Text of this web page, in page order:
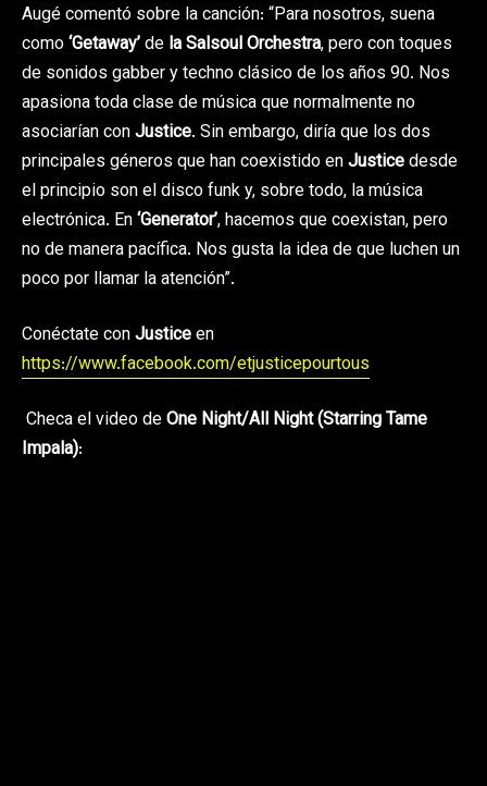
Augé comentó sobre la canción: “Para nosotros, suena
como‘Getaway’de la Salsoul Orchestra, pero con toques
de sonidos gabber y techno clásico de los años 90. Nos
apasiona toda clase de música que normalmente no
asociarían conJustice. Sin embargo, diría que los dos
principales géneros que han coexistido enJusticedesde
el principio son el disco funk y, sobre todo, la música
electrónica. En‘Generator’, hacemos que coexistan, pero
no de manera pacífica. Nos gusta la idea de que luchen un
poco por llamar la atención”.
Conéctate conJusticeen
https://www.facebook.com/etjusticepourtous
Checa el video deOne Night/All Night (Starring Tame
Impala):